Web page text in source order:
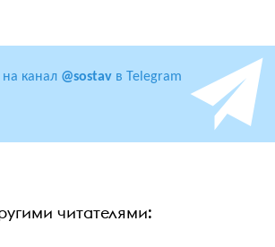
канал @sostav в Telegram
читателями: